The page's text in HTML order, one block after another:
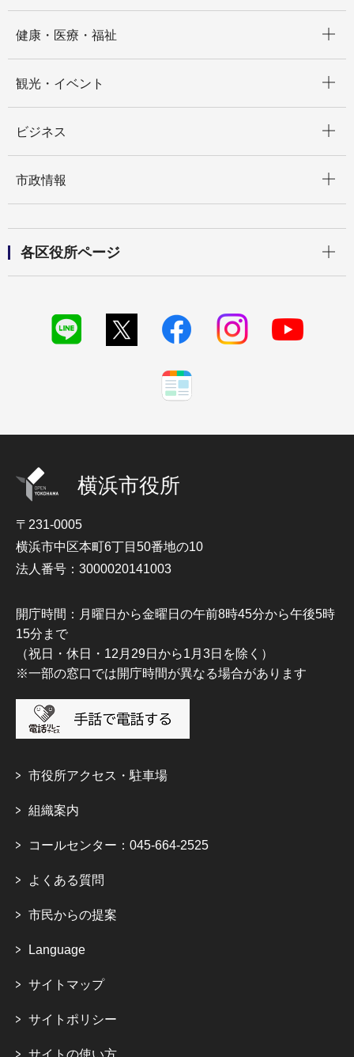
健康・医療・福祉
観光・イベント
ビジネス
市政情報
各区役所ページ
横浜市役所
〒231-0005
横浜市中区本町6丁目50番地の10
法人番号：3000020141003
開庁時間：月曜日から金曜日の午前8時45分から午後5時
15分まで
（祝日・休日・12月29日から1月3日を除く）
※一部の窓口では開庁時間が異なる場合があります
市役所アクセス・駐車場
組織案内
コールセンター：045-664-2525
よくある質問
市民からの提案
Language
サイトマップ
サイトポリシー
サイトの使い方